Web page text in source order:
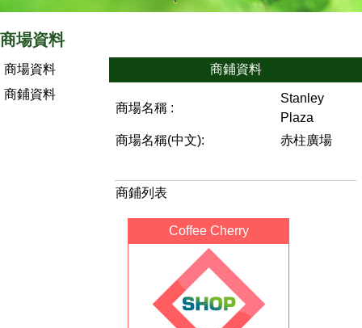
商場資料
商場資料
商鋪資料
商鋪資料
商場名稱 :
Stanley
Plaza
商場名稱(中文):
赤柱廣場
商鋪列表
Coffee Cherry